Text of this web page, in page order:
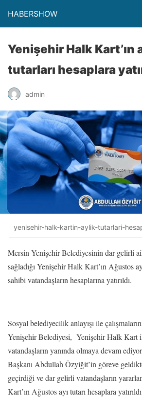
HABERSHOW
Yenişehir Halk Kart’ın
tutarları hesaplara
admin
yenisehir-halk-kartin-aylik-tutarlari-
Mersin Yenişehir Belediyesinin dar gelirli
sağladığı Yenişehir Halk Kart’ın Ağustos
sahibi vatandaşların hesaplarına yatırıldı.
Sosyal belediyecilik anlayışı ile
Yenişehir Belediyesi, Yenişehir Halk Kart
vatandaşların yanında olmaya devam
Başkanı Abdullah Özyiğit’in göreve
geçirdiği ve dar gelirli vatandaşların
Kart’ın Ağustos ayı tutarı hesaplara